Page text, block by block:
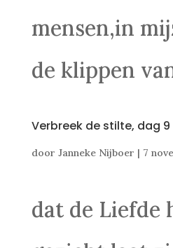
mensen,in
de klippen
Verbreek de stilte, dag 9
door Janneke Nijboer | 7
dat de Liefde